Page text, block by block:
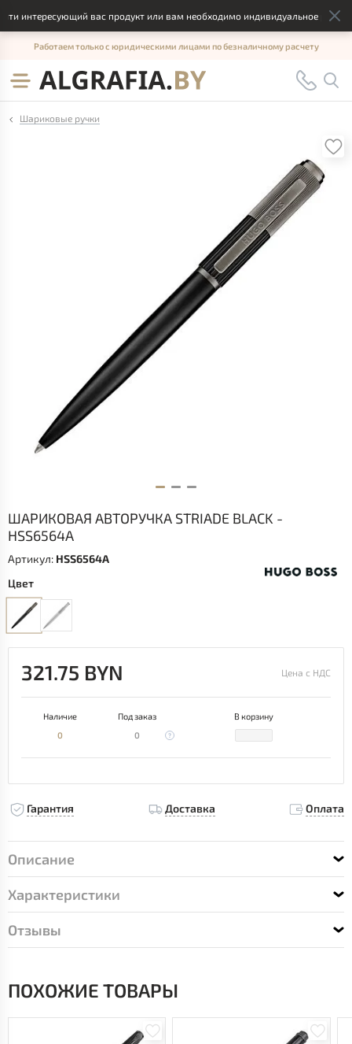
интересующий вас продукт или вам необходимо индивидуальное
Работаем только с юридическими лицами по безналичному расчету
Шариковые ручки
ШАРИКОВАЯ АВТОРУЧКА STRIADE BLACK -
HSS6564A
Артикул: HSS6564A
Цвет
321.75 BYN Цена с НДС
Наличие Под заказ
В корзину
0
0
Гарантия Доставка Оплата
Описание
Характеристики
Отзывы
ПОХОЖИЕ ТОВАРЫ